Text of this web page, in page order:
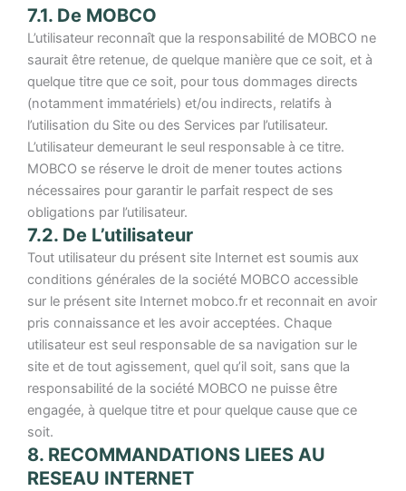
7.1. De MOBCO
L’utilisateur reconnaît que la responsabilité de MOBCO ne
saurait être retenue, de quelque manière que ce soit, et à
quelque titre que ce soit, pour tous dommages directs
(notamment immatériels) et/ou indirects, relatifs à
l’utilisation du Site ou des Services par l’utilisateur.
L’utilisateur demeurant le seul responsable à ce titre.
MOBCO se réserve le droit de mener toutes actions
nécessaires pour garantir le parfait respect de ses
obligations par l’utilisateur.
7.2. De L’utilisateur
Tout utilisateur du présent site Internet est soumis aux
conditions générales de la société MOBCO accessible
sur le présent site Internet mobco.fr et reconnait en avoir
pris connaissance et les avoir acceptées. Chaque
utilisateur est seul responsable de sa navigation sur le
site et de tout agissement, quel qu’il soit, sans que la
responsabilité de la société MOBCO ne puisse être
engagée, à quelque titre et pour quelque cause que ce
soit.
8. RECOMMANDATIONS LIEES AU
RESEAU INTERNET